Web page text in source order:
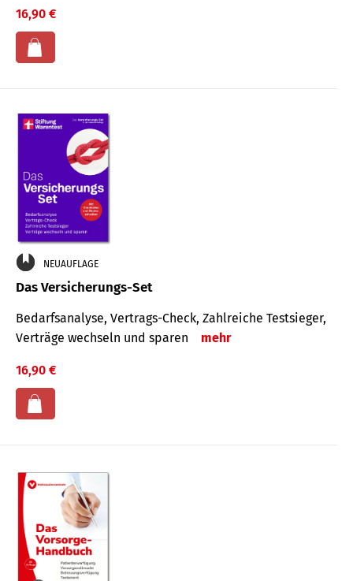
16,90 €
NEUAUFLAGE
Das Versicherungs-Set
Bedarfsanalyse, Vertrags-Check, Zahlreiche Testsieger,
Verträge wechseln und sparen
mehr
16,90 €